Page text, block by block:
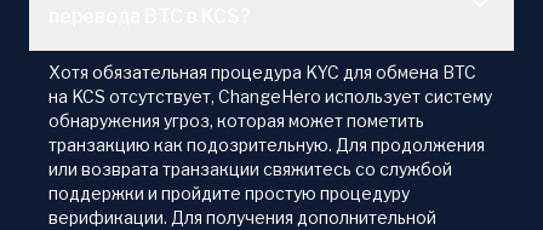
Хотя обязательная процедура KYC для обмена BTC
на KCS отсутствует, ChangeHero использует систему
обнаружения угроз, которая может пометить
транзакцию как подозрительную. Для продолжения
или возврата транзакции свяжитесь со службой
поддержки и пройдите простую процедуру
верификации. Для получения дополнительной